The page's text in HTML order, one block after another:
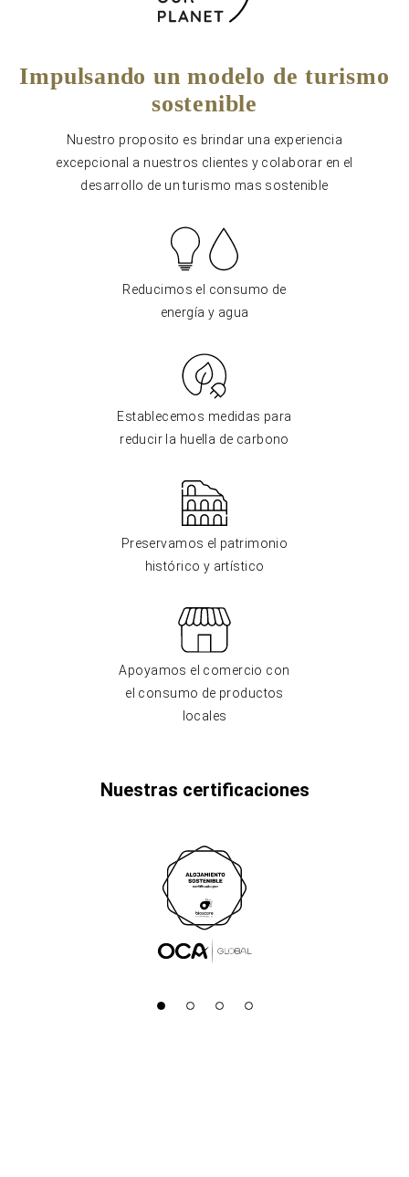
Impulsando un modelo de turismo
sostenible
Nuestro proposito es brindar una experiencia
excepcional a nuestros clientes y colaborar en el
desarrollo de un turismo mas sostenible
Reducimos el consumo de
energía y agua
Establecemos medidas para
reducir la huella de carbono
Preservamos el patrimonio
histórico y artístico
Apoyamos el comercio con
el consumo de productos
locales
Nuestras certificaciones